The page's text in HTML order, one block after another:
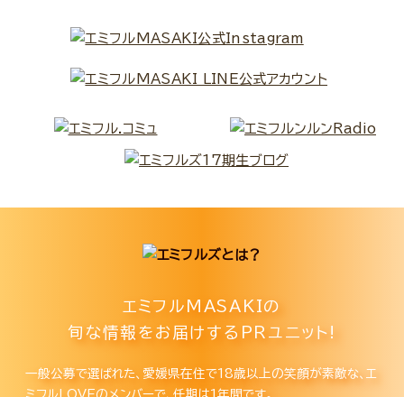
エミフルMASAKIの
旬な情報をお届けするPRユニット!
一般公募で選ばれた、愛媛県在住で18歳以上の笑顔が素敵な、エ
ミフルLOVEのメンバーで、任期は1年間です。